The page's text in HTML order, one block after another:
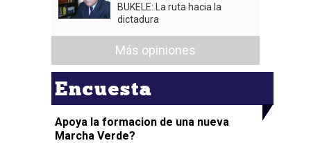
BUKELE: La ruta hacia la
dictadura
Más opiniones
Encuesta
Apoya la formacion de una nueva
Marcha Verde?